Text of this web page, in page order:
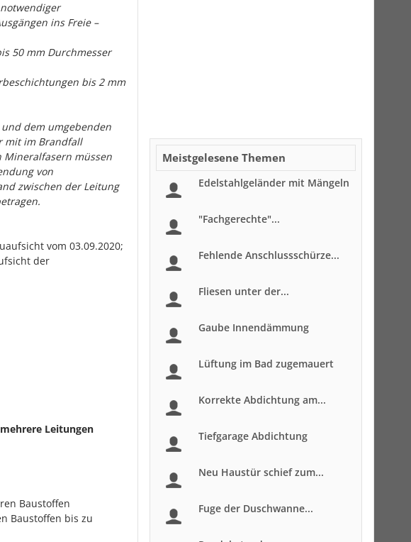
ins Freie –
50 mm Durchmesser
bis 2 mm
dem umgebenden
mit im Brandfall
Mineralfasern müssen
von
zwischen der Leitung
vom 03.09.2020;
der
Leitungen
Baustoffen
Baustoffen bis zu
Meistgelesene Themen
Edelstahlgeländer mit Mängeln
"Fachgerechte"...
Fehlende Anschlussschürze...
Fliesen unter der...
Gaube Innendämmung
Lüftung im Bad zugemauert
Korrekte Abdichtung am...
Tiefgarage Abdichtung
Neu Haustür schief zum...
Fuge der Duschwanne...